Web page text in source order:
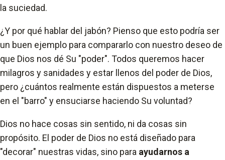
la suciedad.
¿Y por qué hablar del jabón? Pienso que esto podría ser
un buen ejemplo para compararlo con nuestro deseo de
que Dios nos dé Su "poder". Todos queremos hacer
milagros y sanidades y estar llenos del poder de Dios,
pero ¿cuántos realmente están dispuestos a meterse
en el "barro" y ensuciarse haciendo Su voluntad?
Dios no hace cosas sin sentido, ni da cosas sin
propósito. El poder de Dios no está diseñado para
"decorar" nuestras vidas, sino para ayudarnos a